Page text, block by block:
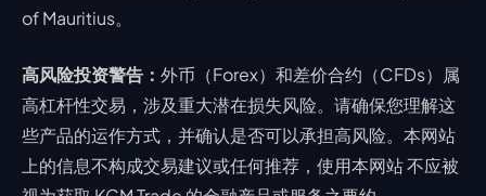
of Mauritius。
高风险投资警告： 外币（Forex）和差价合约（CFDs）属
高杠杆性交易，涉及重大潜在损失风险。请确保您理解这
些产品的运作方式，并确认是否可以承担高风险。本网站
上的信息不构成交易建议或任何推荐，使用本网站 不应被